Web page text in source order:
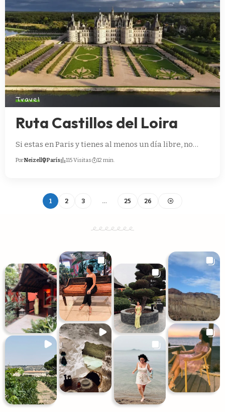
Travel
Ruta Castillos del Loira
Si estas en Paris y tienes al menos un día libre, no…
PorNeizell París 115 Visitas 12 min.
1 2 3 … 25 26